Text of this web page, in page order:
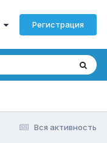
Регистрация
Вся активность